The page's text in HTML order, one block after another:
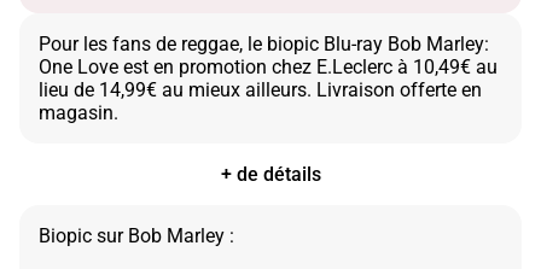
Pour les fans de reggae, le biopic Blu-ray Bob Marley:
One Love est en promotion chez E.Leclerc à 10,49€ au
lieu de 14,99€ au mieux ailleurs. Livraison offerte en
+ de détails
Biopic sur Bob Marley :